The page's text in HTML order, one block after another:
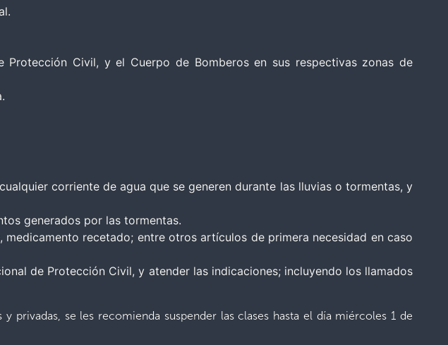
Civil, y el Cuerpo de Bomberos en sus respectivas zonas de
corriente de agua que se generen durante las lluvias o tormentas, y
generados por las tormentas.
recetado; entre otros artículos de primera necesidad en caso
de Protección Civil, y atender las indicaciones; incluyendo los llamados
se les recomienda suspender las clases hasta el día miércoles 1 de